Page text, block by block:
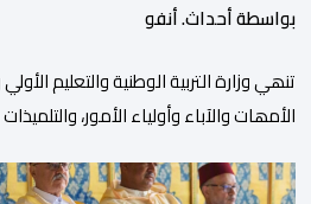
بواسطة أحداث. أنفو
تنھي وزارة التربیة الوطنیة والتعلیم
الأمھات والآباء وأولیاء الأمور، والتلمیذات
2027 سیتم في موعده الرسمي